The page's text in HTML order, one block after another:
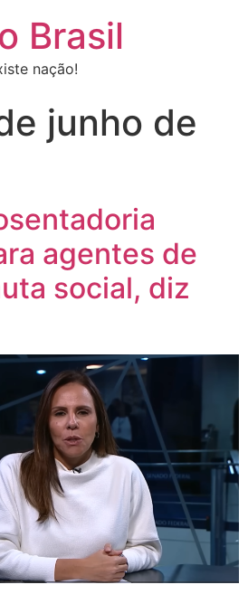
Brasil
nação!
junho de
agentes de
social, diz